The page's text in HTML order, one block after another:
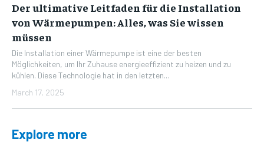
Der ultimative Leitfaden für die Installation
von Wärmepumpen: Alles, was Sie wissen
müssen
Die Installation einer Wärmepumpe ist eine der besten
Möglichkeiten, um Ihr Zuhause energieeffizient zu heizen und zu
kühlen. Diese Technologie hat in den letzten...
March 17, 2025
Explore more